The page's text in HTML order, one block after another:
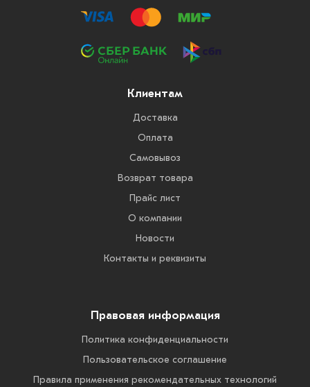
Клиентам
Доставка
Оплата
Самовывоз
Возврат товара
Прайс лист
О компании
Новости
Контакты и реквизиты
Правовая информация
Политика конфиденциальности
Пользовательское соглашение
Правила применения рекомендательных технологий